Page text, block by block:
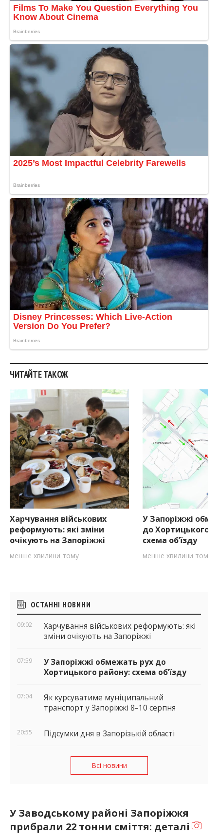
ЧИТАЙТЕ ТАКОЖ
Харчування військових
реформують: які зміни
очікують на Запоріжжі
менше хвилини тому
У Запоріжжі
до Хортицького
схема об’їзду
менше хвилини тому
Бічні
віджети
ОСТАННІ НОВИНИ
09:02
Харчування військових реформують: які
зміни очікують на Запоріжжі
07:59
У Запоріжжі обмежать рух до
Хортицького району: схема об’їзду
07:04
Як курсуватиме муніципальний
транспорт у Запоріжжі 8–10 серпня
20:55 Підсумки дня в Запорізькій області
Всі новини
У Заводському районі Запоріжжя
прибрали 22 тонни сміття: деталі